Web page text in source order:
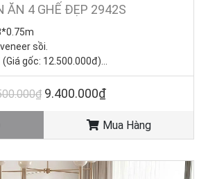
ĂN 4 GHẾ ĐẸP 2942S
sồi.
gốc: 12.500.000đ)
Cái (Giá gốc 2.800.000đ)
9.400.000₫
Mua Hàng